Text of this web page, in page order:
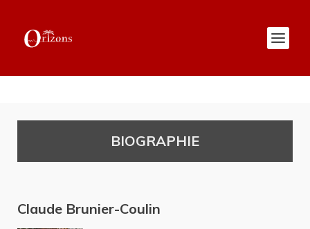
BIOGRAPHIE
Claude Brunier-Coulin